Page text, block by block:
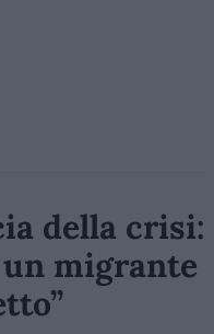
della crisi:
migrante